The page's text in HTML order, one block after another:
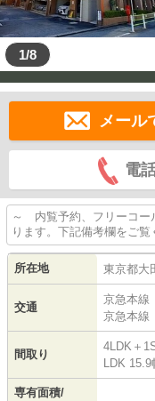
1/8
メール
電
～ 内覧予約、フリーコー
ります。下記備考欄をご覧
所在地 東京都大
交通
京急本線
京急本線
間取り
4LDK＋
LDK 15.9
専有面積/